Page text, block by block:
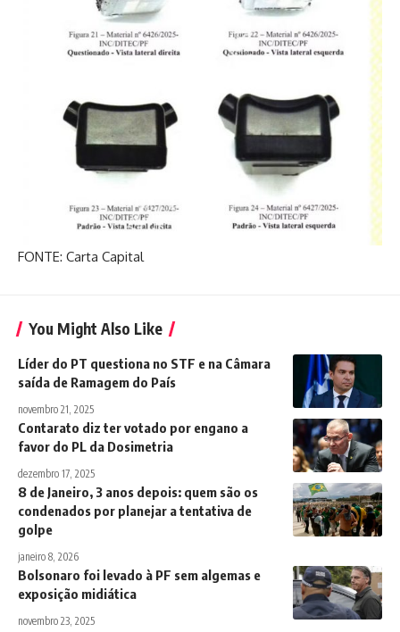
FONTE: Carta Capital
You Might Also Like
Líder do PT questiona no STF e na Câmara
saída de Ramagem do País
novembro 21, 2025
Contarato diz ter votado por engano a
favor do PL da Dosimetria
dezembro 17, 2025
8 de Janeiro, 3 anos depois: quem são os
condenados por planejar a tentativa de
golpe
janeiro 8, 2026
Bolsonaro foi levado à PF sem algemas e
exposição midiática
novembro 23, 2025